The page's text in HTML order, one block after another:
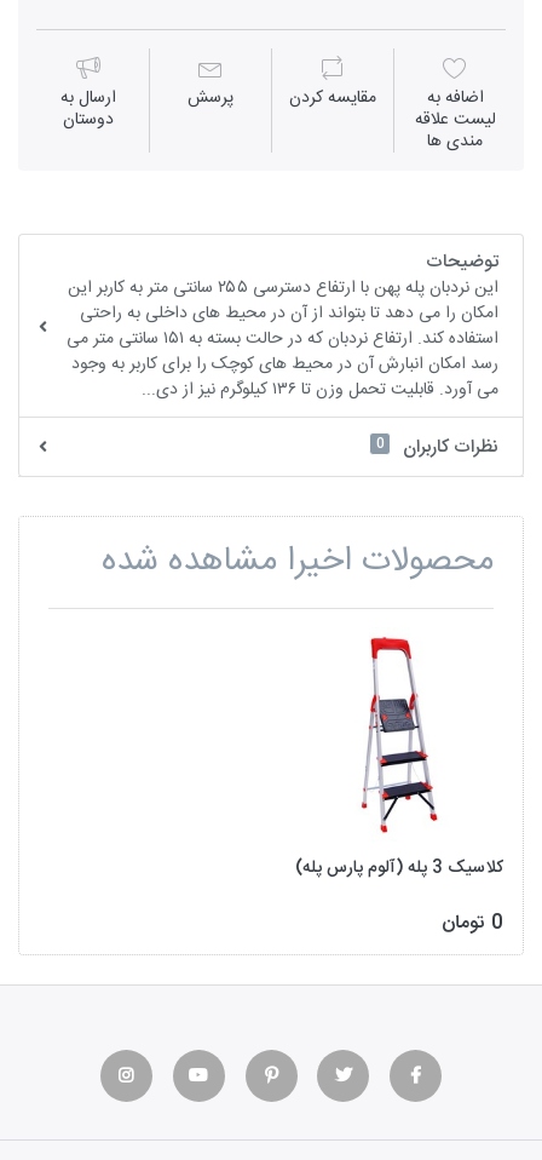
اضافه به
لیست علاقه
مندی ها
مقايسه كردن پرسش ارسال به
دوستان
توضیحات
این نردبان پله پهن با ارتفاع دسترسی ۲۵۵ سانتی متر به کاربر این
امکان را می دهد تا بتواند از آن در محیط های داخلی به راحتی
استفاده کند. ارتفاع نردبان که در حالت بسته به ۱۵۱ سانتی متر می
رسد امکان انبارش آن در محیط های کوچک را برای کاربر به وجود
می آورد. قابلیت تحمل وزن تا ۱۳۶ کیلوگرم نیز از دی...
نظرات کاربران 0
محصولات اخیرا مشاهده شده
کلاسیک 3 پله (آلوم پارس پله)
0 تومان